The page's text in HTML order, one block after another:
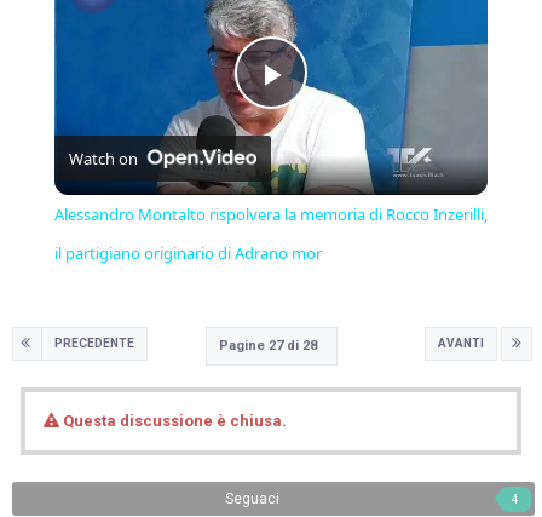
Play
Video
Watch on
Alessandro Montalto rispolvera la memoria di Rocco Inzerilli,
il partigiano originario di Adrano mor
PRECEDENTE AVANTI
Pagine 27 di 28
Questa discussione è chiusa.
Seguaci 4